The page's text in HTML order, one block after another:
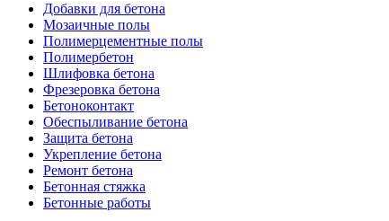
Добавки для бетона
Мозаичные полы
Полимерцементные полы
Полимербетон
Шлифовка бетона
Фрезеровка бетона
Бетоноконтакт
Обеспыливание бетона
Защита бетона
Укрепление бетона
Ремонт бетона
Бетонная стяжка
Бетонные работы